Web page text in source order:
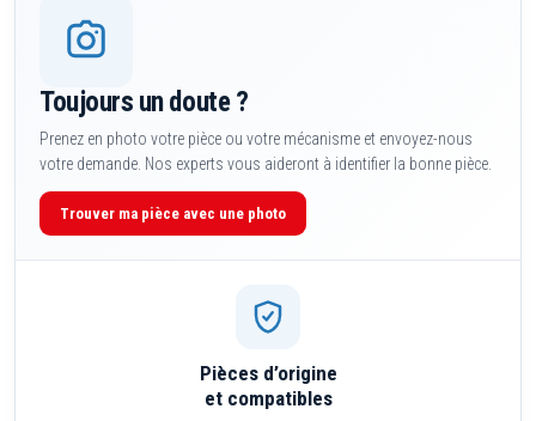
Toujours un doute ?
Prenez en photo votre pièce ou votre mécanisme et envoyez-nous
votre demande. Nos experts vous aideront à identifier la bonne pièce.
Trouver ma pièce avec une photo
Pièces d’origine
et compatibles